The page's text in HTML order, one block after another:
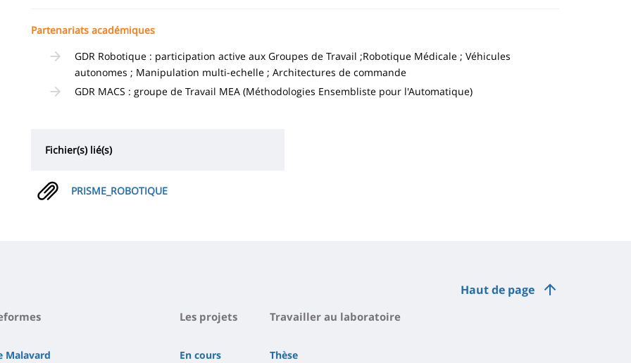
Partenariats académiques
GDR Robotique : participation active aux Groupes de Travail ;Robotique Médicale ; Véhicules
autonomes ; Manipulation multi-echelle ; Architectures de commande
GDR MACS : groupe de Travail MEA (Méthodologies Ensembliste pour l'Automatique)
Fichier(s) lié(s)
PRISME_ROBOTIQUE
Haut de page
Malavard
Les projets
En cours
Travailler au laboratoire
Thèse